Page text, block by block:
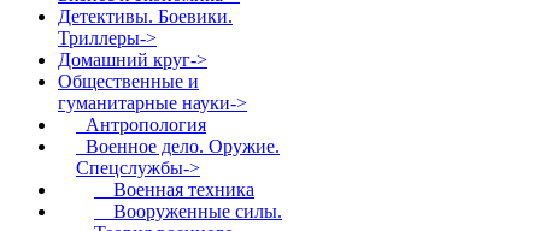
Детективы. Боевики.
Триллеры->
Домашний круг->
Общественные и
гуманитарные науки->
Антропология
Военное дело. Оружие.
Спецслужбы->
Военная техника
Вооруженные силы.